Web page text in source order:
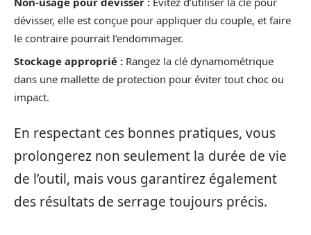
dévisser, elle est conçue pour appliquer du couple, et faire
le contraire pourrait l’endommager.
Stockage approprié : Rangez la clé dynamométrique
dans une mallette de protection pour éviter tout choc ou
impact.
En respectant ces bonnes pratiques, vous
prolongerez non seulement la durée de vie
de l’outil, mais vous garantirez également
des résultats de serrage toujours précis.